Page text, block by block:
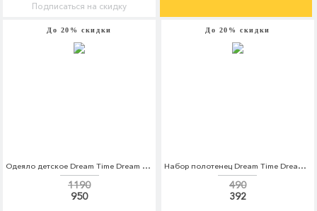
Подписаться на скидку
До 20% скидки
Одеяло детское Dream Time Dream Time MP002XC004F0
1190
950
До 20% скидки
Набор полотенец Dream Time Dream Time MP002XC0059O
490
392